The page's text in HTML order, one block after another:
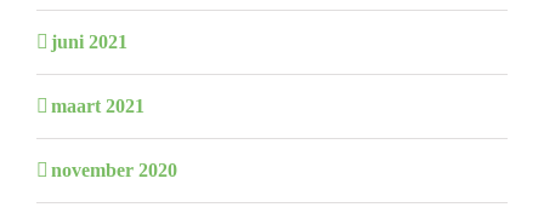
juni 2021
maart 2021
november 2020